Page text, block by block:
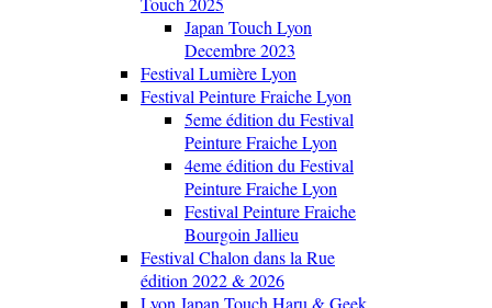
Japan Touch Lyon
Decembre 2023
Festival Lumière Lyon
Festival Peinture Fraiche Lyon
5eme édition du Festival
Peinture Fraiche Lyon
4eme édition du Festival
Peinture Fraiche Lyon
Festival Peinture Fraiche
Bourgoin Jallieu
Festival Chalon dans la Rue
édition 2022 & 2026